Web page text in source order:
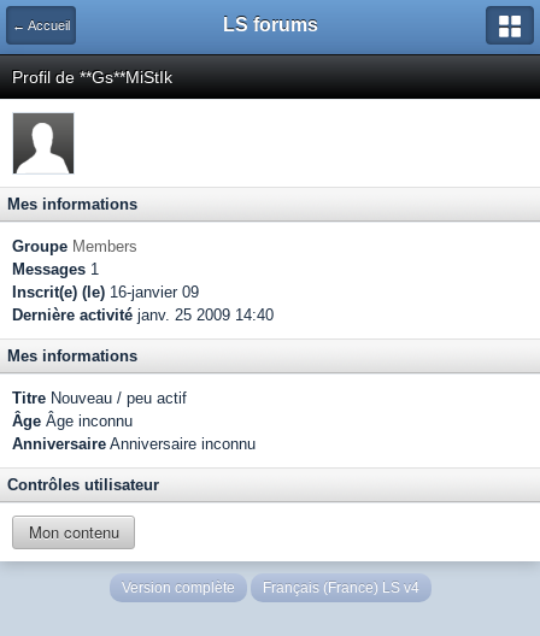
← Accueil LS forums
Profil de **Gs**MiStIk
Mes informations
Groupe Members
Messages 1
Inscrit(e) (le) 16-janvier 09
Dernière activité janv. 25 2009 14:40
Mes informations
Titre Nouveau / peu actif
Âge Âge inconnu
Anniversaire Anniversaire inconnu
Contrôles utilisateur
Mon contenu
Version complète Français (France) LS v4